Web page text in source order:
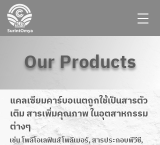
Our Products
แคลเซียมคาร์บอเนตถูกใช้เป็นสารตัว
เติม สารเพิ่มคุณภาพ ในอุตสาหกรรม
ต่างๆ
เช่น โพลีโอเลฟินส์โพลีเมอร์, สารประกอบพีวีซี,